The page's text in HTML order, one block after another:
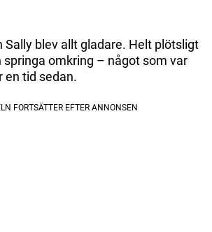
Sally blev allt gladare. Helt plötsligt
springa omkring – något som var
en tid sedan.